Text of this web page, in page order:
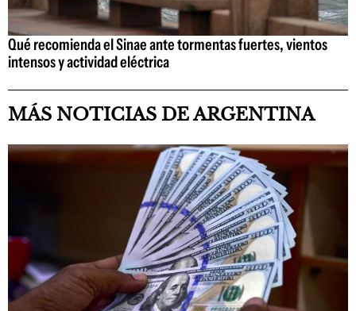
Qué recomienda el Sinae ante tormentas fuertes, vientos
intensos y actividad eléctrica
MÁS NOTICIAS DE ARGENTINA